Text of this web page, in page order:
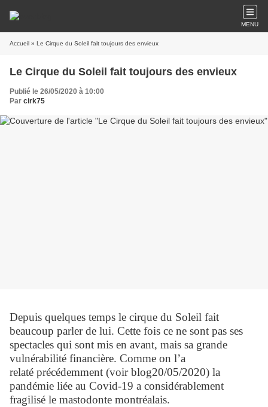
MENU
Accueil » Le Cirque du Soleil fait toujours des envieux
Le Cirque du Soleil fait toujours des envieux
Publié le 26/05/2020 à 10:00
Par cirk75
Depuis quelques temps le cirque du Soleil fait
beaucoup parler de lui. Cette fois ce ne sont pas ses
spectacles qui sont mis en avant, mais sa grande
vulnérabilité financière. Comme on l’a
relaté précédemment (voir blog20/05/2020) la
pandémie liée au Covid-19 a considérablement
fragilisé le mastodonte montréalais.